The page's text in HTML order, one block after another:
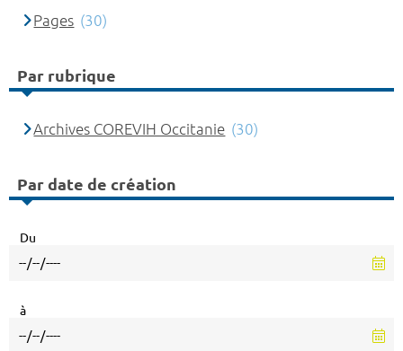
Pages (30)
Par rubrique
Archives COREVIH Occitanie (30)
Par date de création
Du
à